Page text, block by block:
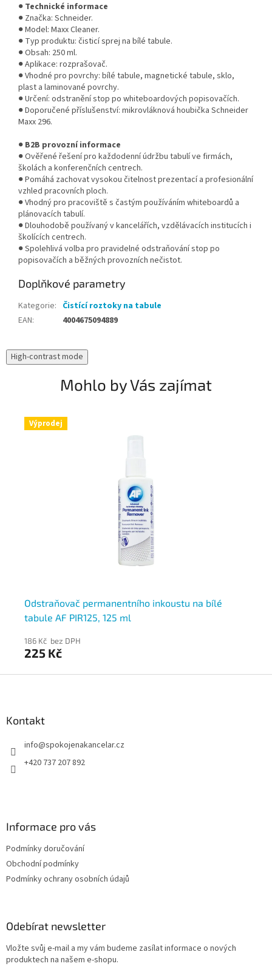
● Technické informace
● Značka: Schneider.
● Model: Maxx Cleaner.
● Typ produktu: čisticí sprej na bílé tabule.
● Obsah: 250 ml.
● Aplikace: rozprašovač.
● Vhodné pro povrchy: bílé tabule, magnetické tabule, sklo,
plast a laminované povrchy.
● Určení: odstranění stop po whiteboardových popisovačích.
● Doporučené příslušenství: mikrovláknová houbička Schneider
Maxx 296.
● B2B provozní informace
● Ověřené řešení pro každodenní údržbu tabulí ve firmách,
školách a konferenčních centrech.
● Pomáhá zachovat vysokou čitelnost prezentací a profesionální
vzhled pracovních ploch.
● Vhodný pro pracoviště s častým používáním whiteboardů a
plánovacích tabulí.
● Dlouhodobě používaný v kancelářích, vzdělávacích institucích i
školících centrech.
● Spolehlivá volba pro pravidelné odstraňování stop po
popisovačích a běžných provozních nečistot.
Doplňkové parametry
Kategorie: Čistící roztoky na tabule
EAN: 4004675094889
High-contrast mode
Mohlo by Vás zajímat
Výprodej
Odstraňovač permanentního inkoustu na bílé
tabule AF PIR125, 125 ml
186 Kč bez DPH
225 Kč
Kontakt
info@spokojenakancelar.cz
+420 737 207 892
Informace pro vás
Podmínky doručování
Obchodní podmínky
Podmínky ochrany osobních údajů
Odebírat newsletter
Vložte svůj e-mail a my vám budeme zasílat informace o nových
produktech na našem e-shopu.